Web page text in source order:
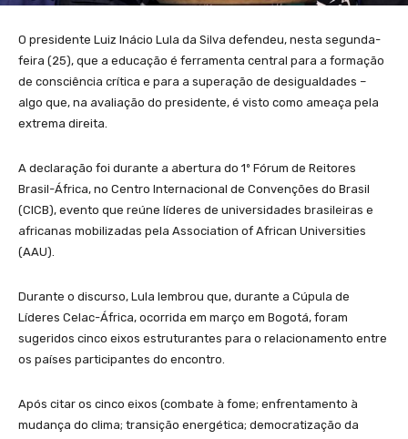
O presidente Luiz Inácio Lula da Silva defendeu, nesta segunda-
feira (25), que a educação é ferramenta central para a formação
de consciência crítica e para a superação de desigualdades –
algo que, na avaliação do presidente, é visto como ameaça pela
extrema direita.
A declaração foi durante a abertura do 1º Fórum de Reitores
Brasil-África, no Centro Internacional de Convenções do Brasil
(CICB), evento que reúne líderes de universidades brasileiras e
africanas mobilizadas pela Association of African Universities
(AAU).
Durante o discurso, Lula lembrou que, durante a Cúpula de
Líderes Celac-África, ocorrida em março em Bogotá, foram
sugeridos cinco eixos estruturantes para o relacionamento entre
os países participantes do encontro.
Após citar os cinco eixos (combate à fome; enfrentamento à
mudança do clima; transição energética; democratização da